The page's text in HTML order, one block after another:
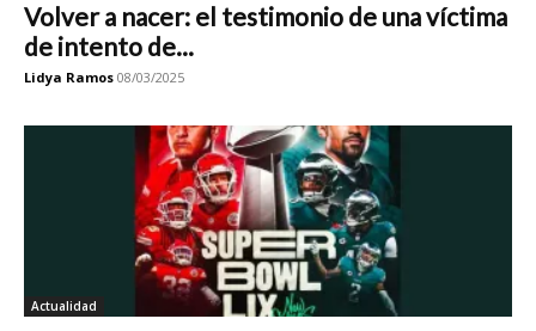
Volver a nacer: el testimonio de una víctima
de intento de...
Lidya Ramos 08/03/2025
Actualidad